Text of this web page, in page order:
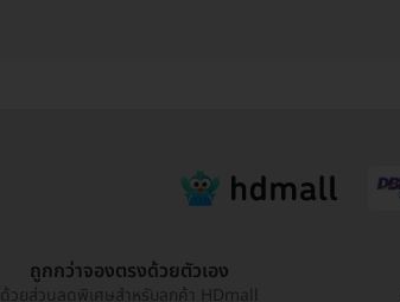
ถูกกว่าจองตรงด้วยตัวเอง
ด้วยส่วนลดพิเศษสำหรับลูกค้า HDmall